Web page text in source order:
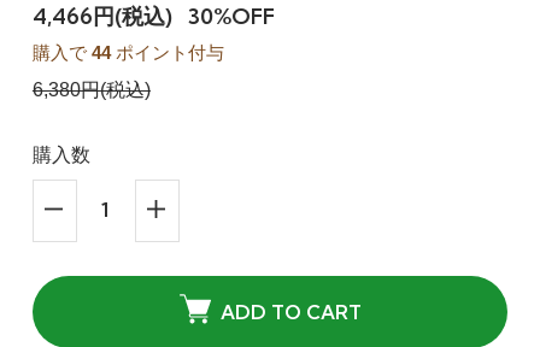
4,466円(税込) 30%OFF
購入で 44ポイント付与
6,380円(税込)
購入数
ADD TO CART